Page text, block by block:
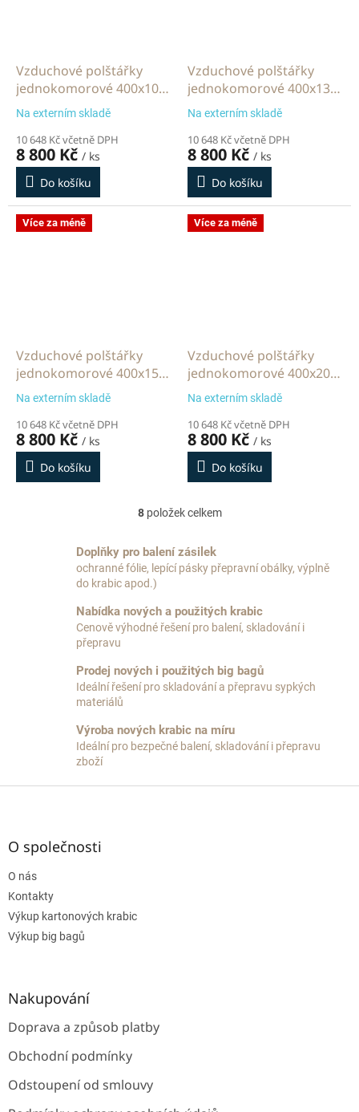
Vzduchové polštářky
jednokomorové 400x100
mm 2000 m
Na externím skladě
10 648 Kč včetně DPH
8 800 Kč / ks
Do košíku
Vzduchové polštářky
jednokomorové 400x130
mm 2000 m
Na externím skladě
10 648 Kč včetně DPH
8 800 Kč / ks
Do košíku
Více za méně
Vzduchové polštářky
jednokomorové 400x150
mm 2000 m
Na externím skladě
10 648 Kč včetně DPH
8 800 Kč / ks
Do košíku
Více za méně
Vzduchové polštářky
jednokomorové 400x200
mm 2000 m
Na externím skladě
10 648 Kč včetně DPH
8 800 Kč / ks
Do košíku
O
l
á
d
c
í
v
k
ý
p
8položek celkem
Doplňky pro balení zásilek
ochranné fólie, lepící pásky přepravní obálky, výplně
do krabic apod.)
Nabídka nových a použitých krabic
Cenově výhodné řešení pro balení, skladování i
přepravu
Prodej nových i použitých big bagů
Ideální řešení pro skladování a přepravu sypkých
materiálů
Výroba nových krabic na míru
Ideální pro bezpečné balení, skladování i přepravu
zboží
Z
O společnosti
O nás
Kontakty
Výkup kartonových krabic
Výkup big bagů
Nakupování
Doprava a způsob platby
Obchodní podmínky
Odstoupení od smlouvy